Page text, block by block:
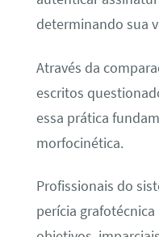
determinando sua
Através da
escritos
essa prática
morfocinética.
Profissionais do
perícia